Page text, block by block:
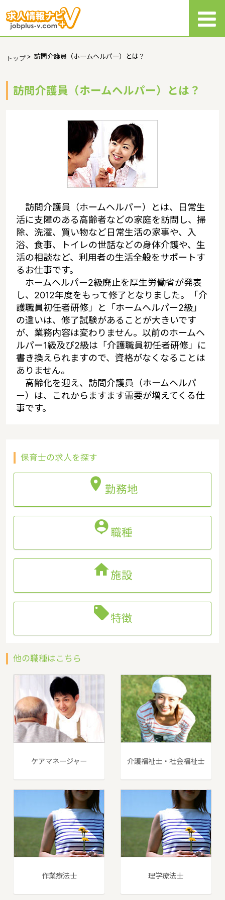
トップ> 訪問介護員（ホームヘルパー）とは？
訪問介護員（ホームヘルパー）とは？
訪問介護員（ホームヘルパー）とは、日常生
活に支障のある高齢者などの家庭を訪問し、掃
除、洗濯、買い物など日常生活の家事や、入
浴、食事、トイレの世話などの身体介護や、生
活の相談など、利用者の生活全般をサポートす
るお仕事です。
ホームヘルパー2級廃止を厚生労働省が発表
し、2012年度をもって修了となりました。「介
護職員初任者研修」と「ホームヘルパー2級」
の違いは、修了試験があることが大きいです
が、業務内容は変わりません。以前のホームヘ
ルパー1級及び2級は「介護職員初任者研修」に
書き換えられますので、資格がなくなることは
ありません。
高齢化を迎え、訪問介護員（ホームヘルパ
ー）は、これからますます需要が増えてくる仕
事です。
保育士の求人を探す
 勤務地
職種
施設
特徴
他の職種はこちら
ケアマネージャー 介護福祉士・社会福祉士
作業療法士 理学療法士